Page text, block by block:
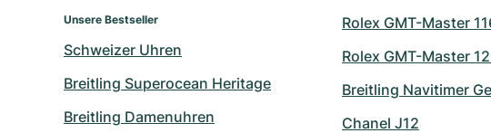
Unsere Bestseller
Schweizer Uhren
Breitling Superocean Heritage
Breitling Damenuhren
Rolex GMT-Master
Rolex GMT-Master
Breitling Navitimer
Chanel J12